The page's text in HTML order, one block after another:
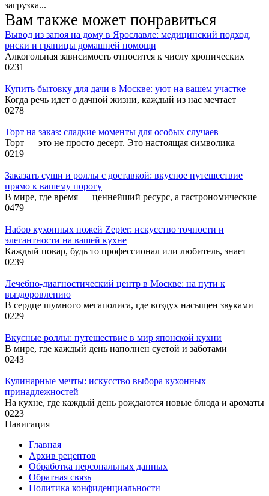
загрузка...
Вам также может понравиться
Вывод из запоя на дому в Ярославле: медицинский подход,
риски и границы домашней помощи
Алкогольная зависимость относится к числу хронических
0231
Купить бытовку для дачи в Москве: уют на вашем участке
Когда речь идет о дачной жизни, каждый из нас мечтает
0278
Торт на заказ: сладкие моменты для особых случаев
Торт — это не просто десерт. Это настоящая символика
0219
Заказать суши и роллы с доставкой: вкусное путешествие
прямо к вашему порогу
В мире, где время — ценнейший ресурс, а гастрономические
0479
Набор кухонных ножей Zepter: искусство точности и
элегантности на вашей кухне
Каждый повар, будь то профессионал или любитель, знает
0239
Лечебно-диагностический центр в Москве: на пути к
выздоровлению
В сердце шумного мегаполиса, где воздух насыщен звуками
0229
Вкусные роллы: путешествие в мир японской кухни
В мире, где каждый день наполнен суетой и заботами
0243
Кулинарные мечты: искусство выбора кухонных
принадлежностей
На кухне, где каждый день рождаются новые блюда и ароматы
0223
Навигация
Главная
Архив рецептов
Обработка персональных данных
Обратная связь
Политика конфиденциальности